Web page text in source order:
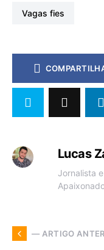
vagas fies
Lucas
Jornalista
— ARTIGO